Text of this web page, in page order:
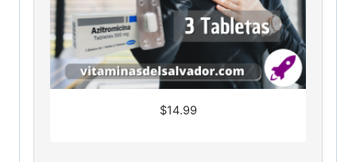
$14.99